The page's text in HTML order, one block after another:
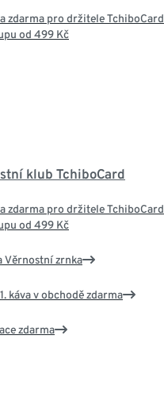
zdarma pro držitele TchiboCard
od 499 Kč
klub TchiboCard
zdarma pro držitele TchiboCard
od 499 Kč
Věrnostní zrnka
káva v obchodě zdarma
zdarma